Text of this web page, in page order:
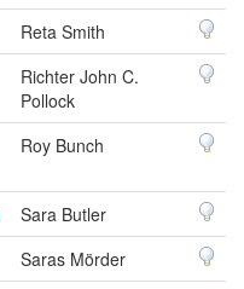
Reta Smith
Richter John C.
Pollock
Roy Bunch
Sara Butler
Saras Mörder